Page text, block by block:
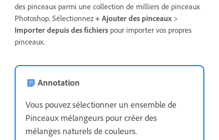
des pinceaux parmi une collection de milliers de pinceaux
Photoshop. Sélectionnez+ Ajouter des pinceaux>
Importer depuis des fichiers pour importer vos propres
pinceaux.
Annotation
Vous pouvez sélectionner un ensemble de
Pinceaux mélangeurs pour créer des
mélanges naturels de couleurs.